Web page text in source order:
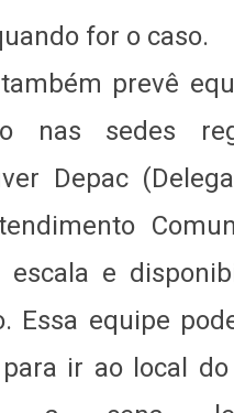
for o caso.
prevê
nas sedes
Depac
escala e
Essa equipe
ir ao local